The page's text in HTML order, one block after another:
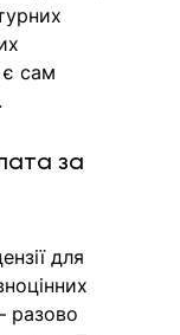
є сам
за
для
разово